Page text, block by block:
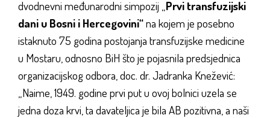
dvodnevni međunarodni simpozij „ Prvi transfuzijski
dani u Bosni i Hercegovini“na kojem je posebno
istaknuto 75 godina postojanja transfuzijske medicine
u Mostaru, odnosno BiH što je pojasnila predsjednica
organizacijskog odbora, doc. dr. Jadranka Knežević:
„Naime, 1949. godine prvi put u ovoj bolnici uzela se
jedna doza krvi, ta davateljica je bila AB pozitivna, a naši